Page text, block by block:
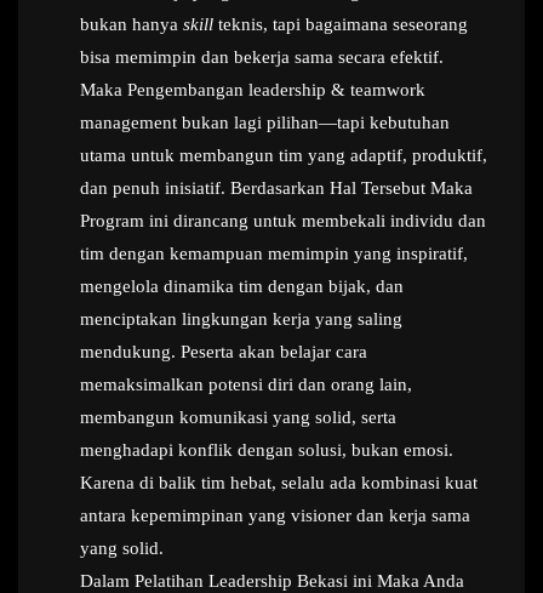
bukan hanya skill teknis, tapi bagaimana seseorang
bisa memimpin dan bekerja sama secara efektif.
Maka Pengembangan leadership & teamwork
management bukan lagi pilihan—tapi kebutuhan
utama untuk membangun tim yang adaptif, produktif,
dan penuh inisiatif. Berdasarkan Hal Tersebut Maka
Program ini dirancang untuk membekali individu dan
tim dengan kemampuan memimpin yang inspiratif,
mengelola dinamika tim dengan bijak, dan
menciptakan lingkungan kerja yang saling
mendukung. Peserta akan belajar cara
memaksimalkan potensi diri dan orang lain,
membangun komunikasi yang solid, serta
menghadapi konflik dengan solusi, bukan emosi.
Karena di balik tim hebat, selalu ada kombinasi kuat
antara kepemimpinan yang visioner dan kerja sama
yang solid.
Dalam Pelatihan Leadership Bekasi ini Maka Anda